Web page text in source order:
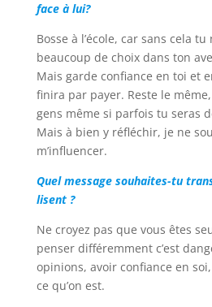
face à lui?
Bosse à l’école, car sans cela tu
beaucoup de choix dans ton
Mais garde confiance en toi et
finira par payer. Reste le
gens même si parfois tu seras
Mais à bien y réfléchir, je ne
m’influencer.
Quel message souhaites-tu
lisent ?
Ne croyez pas que vous êtes
penser différemment c’est
opinions, avoir confiance en
ce qu’on est.